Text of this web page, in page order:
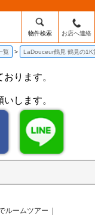
物件検索 お店へ連絡
覧 LaDouceur鶴見 鶴見の1K
ります。
します。
ルームツアー